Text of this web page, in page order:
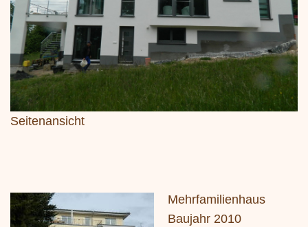
Seitenansicht
Mehrfamilienhaus
Baujahr 2010